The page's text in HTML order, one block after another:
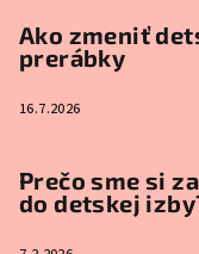
Ako zmeniť
prerábky
16.7.2026
Prečo sme si
do detskej